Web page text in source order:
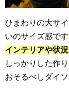
ひまわりの大サ
いのサイズ感です
インテリアや状
しっかりした作
おそるべしダイソ